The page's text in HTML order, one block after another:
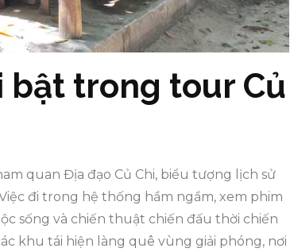
trong tour Củ
quan Địa đạo Củ Chi, biểu tượng lịch sử
đi trong hệ thống hầm ngầm, xem phim
sống và chiến thuật chiến đấu thời chiến
khu tái hiện làng quê vùng giải phóng, nơi